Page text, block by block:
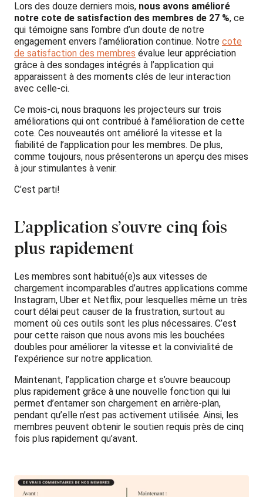
Lors des douze derniers mois, nous avons amélioré
notre cote de satisfaction des membres de 27 %, ce
qui témoigne sans l’ombre d’un doute de notre
engagement envers l’amélioration continue. Notre cote
de satisfaction des membres évalue leur appréciation
grâce à des sondages intégrés à l’application qui
apparaissent à des moments clés de leur interaction
avec celle-ci.
Ce mois-ci, nous braquons les projecteurs sur trois
améliorations qui ont contribué à l’amélioration de cette
cote. Ces nouveautés ont amélioré la vitesse et la
fiabilité de l’application pour les membres. De plus,
comme toujours, nous présenterons un aperçu des mises
à jour stimulantes à venir.
C’est parti!
L’application s’ouvre cinq fois
plus rapidement
Les membres sont habitué(e)s aux vitesses de
chargement incomparables d’autres applications comme
Instagram, Uber et Netflix, pour lesquelles même un très
court délai peut causer de la frustration, surtout au
moment où ces outils sont les plus nécessaires. C’est
pour cette raison que nous avons mis les bouchées
doubles pour améliorer la vitesse et la convivialité de
l’expérience sur notre application.
Maintenant, l’application charge et s’ouvre beaucoup
plus rapidement grâce à une nouvelle fonction qui lui
permet d’entamer son chargement en arrière-plan,
pendant qu’elle n’est pas activement utilisée. Ainsi, les
membres peuvent obtenir le soutien requis près de cinq
fois plus rapidement qu’avant.